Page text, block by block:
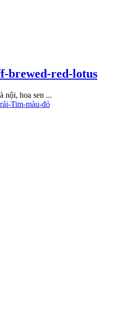
brewed-red-lotus
nội, hoa sen ...